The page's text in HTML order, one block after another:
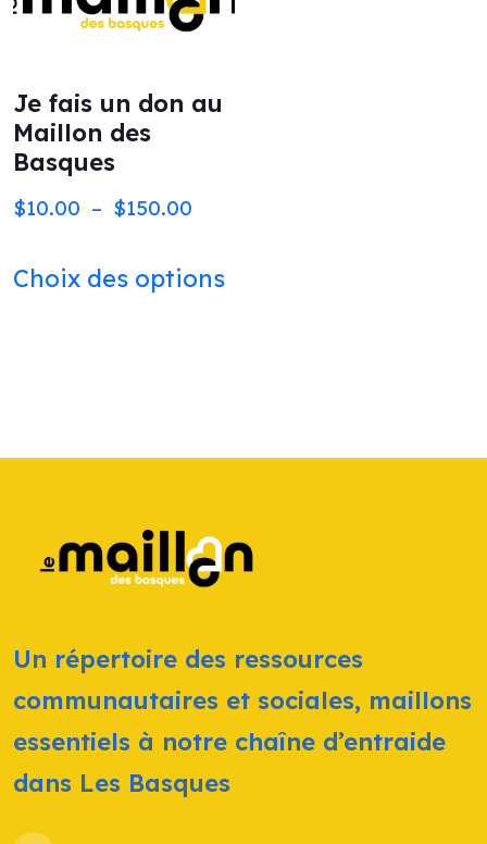
Je fais un don au
Maillon des
Basques
$10.00 – $150.00
prix :
Choix des options
peuvent
choisies
sur
la
page
Un répertoire des ressources
communautaires et sociales, maillons
essentiels à notre chaîne d’entraide
dans Les Basques